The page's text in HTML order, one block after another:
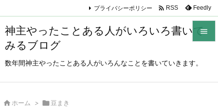
神主やったことある人がいろいろ書いて
みるブログ
数年間神主やったことある人がいろんなことを書いていきます。

プライバシーポリシー  RSS Feedly
 ホーム > 豆まき